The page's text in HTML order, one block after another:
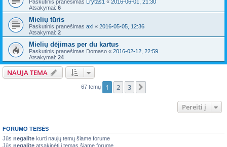
Paskutinis pranešimas Lrytas1 « 2016-06-01, 21:30
Atsakymai: 6
Mielių tūris
Paskutinis pranešimas axl « 2016-05-05, 12:36
Atsakymai: 2
Mielių dėjimas per du kartus
Paskutinis pranešimas Domaso « 2016-02-12, 22:59
Atsakymai: 24
NAUJA TEMA
67 temų 1 2 3
Pereiti į
FORUMO TEISĖS
Jūs negalite kurti naujų temų šiame forume
Jūs negalite atsakinėti į temas šiame forume